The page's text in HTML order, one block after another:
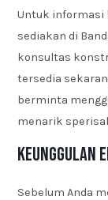
Untuk informasi
sediakan di
konsultas
tersedia
berminta
menarik
Keunggulan
Sebelum Anda